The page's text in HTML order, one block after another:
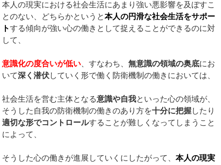
本人の現実における社会生活にあまり強い悪影響を及ぼすこ
とのない、どちらかというと本人の円滑な社会生活をサポー
トする傾向が強い心の働きとして捉えることができるのに対
して、
意識化の度合いが低い、すなわち、無意識の領域の奥底にお
いて深く潜伏していく形で働く防衛機制の働きにおいては、
社会生活を営む主体となる意識や自我といった心の領域が、
そうした自我の防衛機制の働きのあり方を十分に把握したり
適切な形でコントロールすることが難しくなってしまうこと
によって、
そうした心の働きが進展していくにしたがって、本人の現実